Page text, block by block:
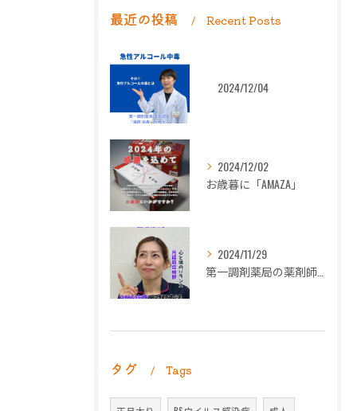
最近の投稿 Recent Posts
2024/12/04
2024/12/02
お歳暮に「AMAZA」
2024/11/29
タグ Tags